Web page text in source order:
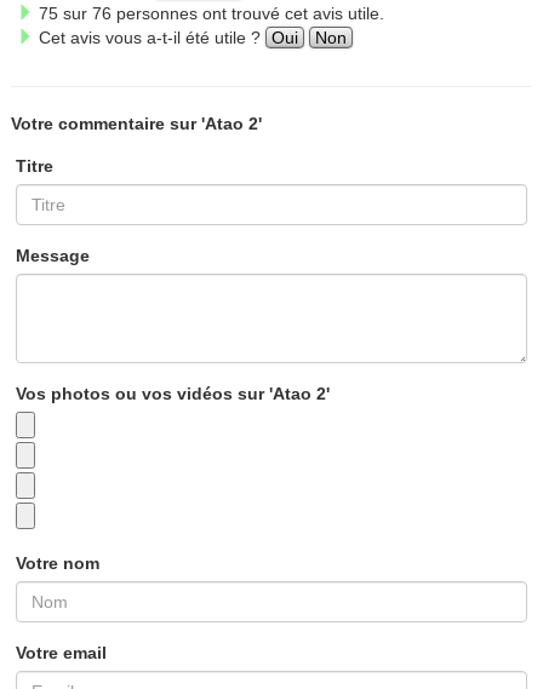
75 sur 76 personnes ont trouvé cet avis utile.
Cet avis vous a-t-il été utile ? Oui Non
Votre commentaire sur 'Atao 2'
Titre
Message
Vos photos ou vos vidéos sur 'Atao 2'
Votre nom
Votre email